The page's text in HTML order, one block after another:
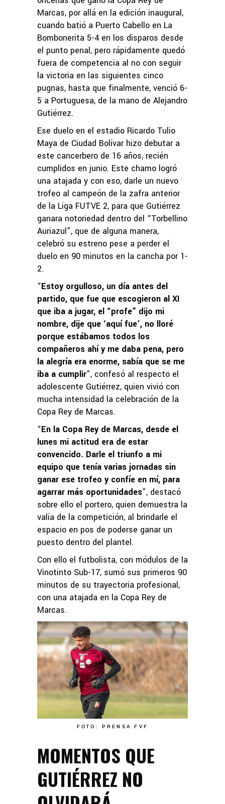
Marcas, por allá en la edición inaugural,
cuando batió a Puerto Cabello en La
Bombonerita 5-4 en los disparos desde
el punto penal, pero rápidamente quedó
fuera de competencia al no con seguir
la victoria en las siguientes cinco
pugnas, hasta que finalmente, venció 6-
5 a Portuguesa, de la mano de Alejandro
Gutiérrez.
Ese duelo en el estadio Ricardo Tulio
Maya de Ciudad Bolívar hizo debutar a
este cancerbero de 16 años, recién
cumplidos en junio. Este chamo logró
una atajada y con eso, darle un nuevo
trofeo al campeón de la zafra anterior
de la Liga FUTVE 2, para que Gutiérrez
ganara notoriedad dentro del “Torbellino
Auriazul”, que de alguna manera,
celebró su estreno pese a perder el
duelo en 90 minutos en la cancha por 1-
2.
“Estoy orgulloso, un día antes del
partido, que fue que escogieron al XI
que iba a jugar, el “profe” dijo mi
nombre, dije que ‘aquí fue’, no lloré
porque estábamos todos los
compañeros ahí y me daba pena, pero
la alegría era enorme, sabía que se me
iba a cumplir”, confesó al respecto el
adolescente Gutiérrez, quien vivió con
mucha intensidad la celebración de la
Copa Rey de Marcas.
“En la Copa Rey de Marcas, desde el
lunes mi actitud era de estar
convencido. Darle el triunfo a mi
equipo que tenía varias jornadas sin
ganar ese trofeo y confíe en mí, para
agarrar más oportunidades”, destacó
sobre ello el portero, quien demuestra la
valía de la competición, al brindarle el
espacio en pos de poderse ganar un
puesto dentro del plantel.
Con ello el futbolista, con módulos de la
Vinotinto Sub-17, sumó sus primeros 90
minutos de su trayectoria profesional,
con una atajada en la Copa Rey de
Marcas.
FOTO: PRENSA FVF
MOMENTOS QUE
GUTIÉRREZ NO